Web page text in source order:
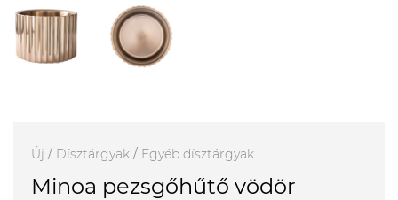
Új / Dísztárgyak / Egyéb dísztárgyak
Minoa pezsgőhűtő vödör